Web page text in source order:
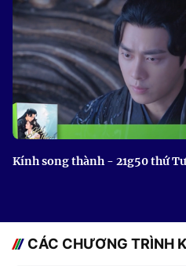
Kính song thành - 21g50 thứ
CÁC CHƯƠNG TRÌNH